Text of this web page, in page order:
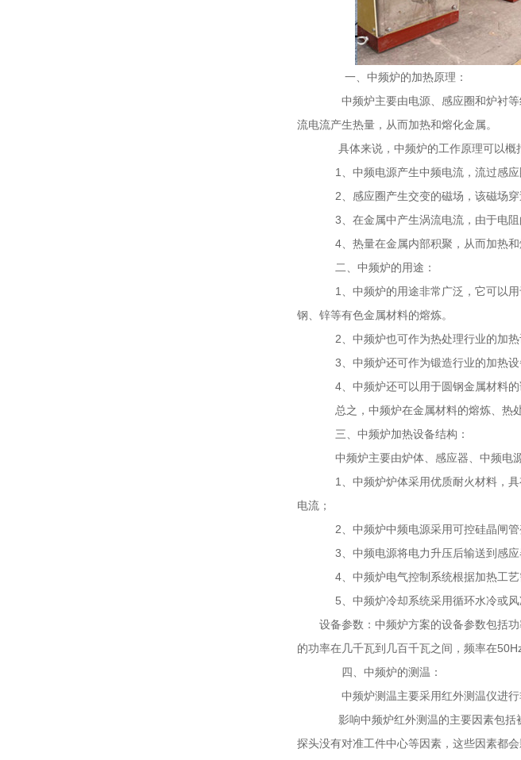
一、中频炉的加热原理：
中频炉主要由电源、感应圈和炉衬等
流电流产生热量，从而加热和熔化金属。
具体来说，中频炉的工作原理可以概
1、中频电源产生中频电流，流过感应
2、感应圈产生交变的磁场，该磁场穿
3、在金属中产生涡流电流，由于电阻
4、热量在金属内部积聚，从而加热和
二、中频炉的用途：
1、中频炉的用途非常广泛，它可以用
钢、锌等有色金属材料的熔炼。
2、中频炉也可作为热处理行业的加热
3、中频炉还可作为锻造行业的加热设
4、中频炉还可以用于圆钢金属材料的
总之，中频炉在金属材料的熔炼、热
三、中频炉‍加热设备结构：
中频炉主要由炉体、感应器、中频电
1、中频炉炉体采用优质耐火材料，具
电流；
2、中频炉中频电源采用可控硅晶闸管
3、中频电源将电力升压后输送到感应
4、中频炉电气控制系统根据加热工艺
5、中频炉冷却系统采用循环水冷或风
设备参数：中频炉方案的设备参数包括
的功率在几千瓦到几百千瓦之间，频率在
四、中频炉的测温：
中频炉测温主要采用红外测温仪进行
影响中频炉红外测温的主要因素包括
探头没有对准工件中心等因素，这些因素都